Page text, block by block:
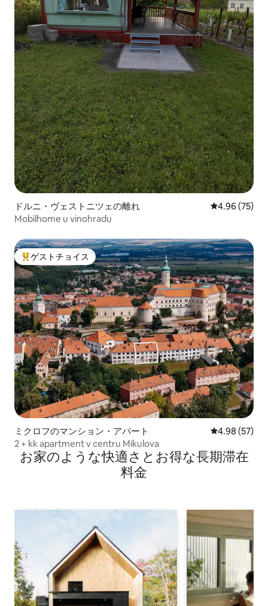
ドルニ・ヴェストニツェの離れ レビュー75
4.96 (75)
Mobilhome u vinohradu
大好評のゲストチョイスです。
ゲストチョイス
ミクロフのマンション・アパート レビュー57
4.98 (57)
2 + kk apartment v centru Mikulova
お家のような快⁠適⁠さ⁠とお⁠得⁠な長⁠期⁠滞⁠在
料⁠金